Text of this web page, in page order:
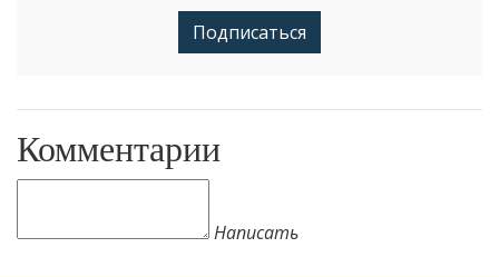
Подписаться
Комментарии
Написать